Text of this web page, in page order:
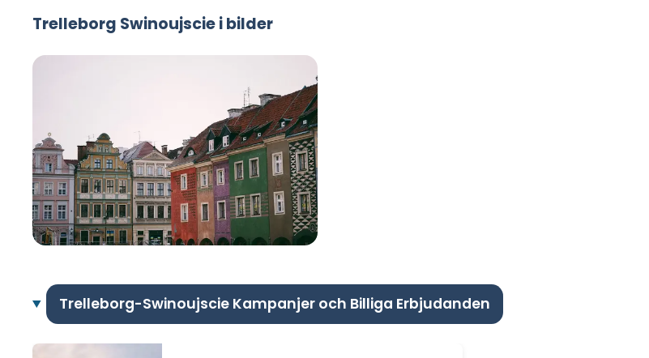
Trelleborg Swinoujscie i bilder
Trelleborg-Swinoujscie Kampanjer och Billiga Erbjudanden